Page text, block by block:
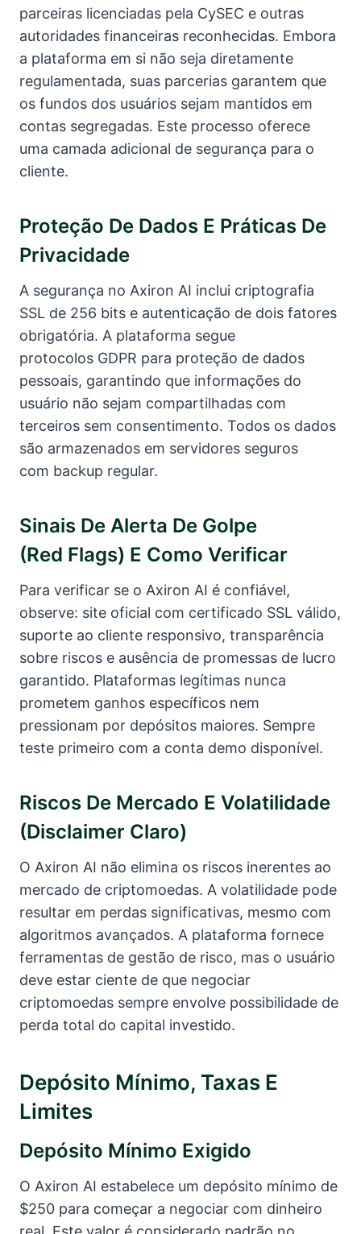
parceiras licenciadas pela CySEC e outras
autoridades financeiras reconhecidas. Embora
a plataforma em si não seja diretamente
regulamentada, suas parcerias garantem que
os fundos dos usuários sejam mantidos em
contas segregadas. Este processo oferece
uma camada adicional de segurança para o
cliente.
Proteção De Dados E Práticas De
Privacidade
A segurança no Axiron AI inclui criptografia
SSL de 256 bits e autenticação de dois fatores
obrigatória. A plataforma segue
protocolos GDPR para proteção de dados
pessoais, garantindo que informações do
usuário não sejam compartilhadas com
terceiros sem consentimento. Todos os dados
são armazenados em servidores seguros
com backup regular.
Sinais De Alerta De Golpe
(red Flags) E Como Verificar
Para verificar se o Axiron AI é confiável,
observe: site oficial com certificado SSL válido,
suporte ao cliente responsivo, transparência
sobre riscos e ausência de promessas de lucro
garantido. Plataformas legítimas nunca
prometem ganhos específicos nem
pressionam por depósitos maiores. Sempre
teste primeiro com a conta demo disponível.
Riscos De Mercado E Volatilidade
(disclaimer Claro)
O Axiron AI não elimina os riscos inerentes ao
mercado de criptomoedas. A volatilidade pode
resultar em perdas significativas, mesmo com
algoritmos avançados. A plataforma fornece
ferramentas de gestão de risco, mas o usuário
deve estar ciente de que negociar
criptomoedas sempre envolve possibilidade de
perda total do capital investido.
Depósito Mínimo, Taxas E
Limites
Depósito Mínimo Exigido
O Axiron AI estabelece um depósito mínimo de
$250 para começar a negociar com dinheiro